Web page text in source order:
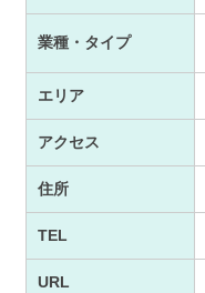
業種・タイプ
エリア
アクセス
住所
TEL
URL